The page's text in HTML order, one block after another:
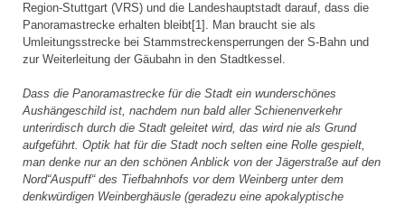
Region-Stuttgart (VRS) und die Landeshauptstadt darauf, dass die
Panoramastrecke erhalten bleibt[1]. Man braucht sie als
Umleitungsstrecke bei Stammstreckensperrungen der S-Bahn und
zur Weiterleitung der Gäubahn in den Stadtkessel.
Dass die Panoramastrecke für die Stadt ein wunderschönes
Aushängeschild ist, nachdem nun bald aller Schienenverkehr
unterirdisch durch die Stadt geleitet wird, das wird nie als Grund
aufgeführt. Optik hat für die Stadt noch selten eine Rolle gespielt,
man denke nur an den schönen Anblick von der Jägerstraße auf den
Nord“Auspuff“ des Tiefbahnhofs vor dem Weinberg unter dem
denkwürdigen Weinberghäusle (geradezu eine apokalyptische